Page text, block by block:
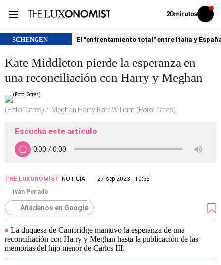
Volver
Iniciar
sesión
SCHENGEN El "enfrentamiento total" entre Italia y
Kate Middleton pierde la esperanza en
una reconciliación con Harry y Meghan
(Foto: Gtres) Meghan Harry Kate William (Foto: Gtres)
Escucha este artículo
THE LUXONOMIST NOTICIA
27 sep 2023 - 10:36
Iván Perlado
Añádenos en Google
La duquesa de Cambridge mantuvo la esperanza de una
reconciliación con Harry y Meghan hasta la publicación de las
memorias del hijo menor de Carlos III.